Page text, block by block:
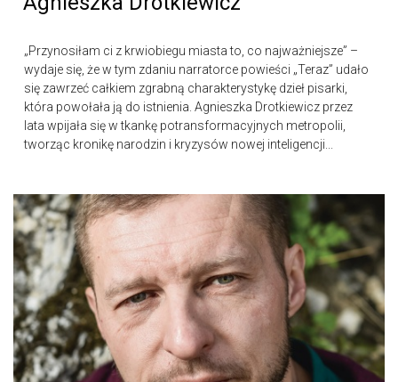
„Przynosiłam ci z krwiobiegu miasta to, co najważniejsze” –
wydaje się, że w tym zdaniu narratorce powieści „Teraz” udało
się zawrzeć całkiem zgrabną charakterystykę dzieł pisarki,
która powołała ją do istnienia. Agnieszka Drotkiewicz przez
lata wpijała się w tkankę potransformacyjnych metropolii,
tworząc kronikę narodzin i kryzysów nowej inteligencji...